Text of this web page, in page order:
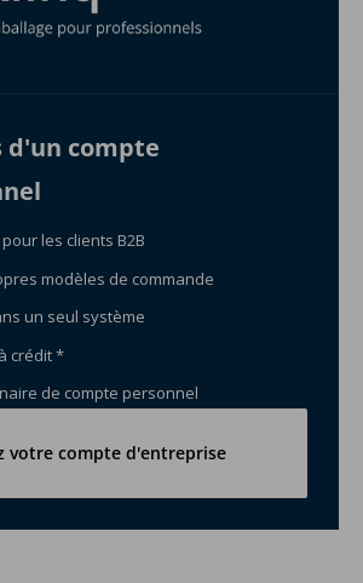
d'un compte
les clients B2B
modèles de commande
un seul système
crédit *
de compte personnel
votre compte d'entreprise